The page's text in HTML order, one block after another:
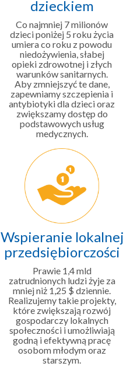
dzieckiem
Co najmniej 7 milionów
dzieci poniżej 5 roku życia
umiera co roku z powodu
niedożywienia, słabej
opieki zdrowotnej i złych
warunków sanitarnych.
Aby zmniejszyć te dane,
zapewniamy szczepienia i
antybiotyki dla dzieci oraz
zwiększamy dostęp do
podstawowych usług
medycznych.
Wspieranie lokalnej
przedsiębiorczości
Prawie 1,4 mld
zatrudnionych ludzi żyje za
mniej niż 1,25 $ dziennie.
Realizujemy takie projekty,
które zwiększają rozwój
gospodarczy lokalnych
społeczności i umożliwiają
godną i efektywną pracę
osobom młodym oraz
starszym.